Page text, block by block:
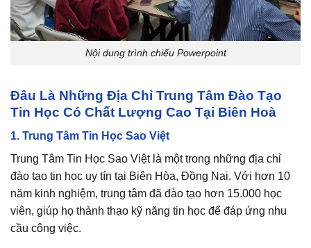
Nội dung trình chiếu Powerpoint
Đâu Là Những Địa Chỉ Trung Tâm Đào Tạo
Tin Học Có Chất Lượng Cao Tại Biên Hoà
1. Trung Tâm Tin Học Sao Việt
Trung Tâm Tin Học Sao Việt là một trong những địa chỉ
đào tạo tin học uy tín tại Biên Hòa, Đồng Nai. Với hơn 10
năm kinh nghiệm, trung tâm đã đào tạo hơn 15.000 học
viên, giúp họ thành thạo kỹ năng tin học để đáp ứng nhu
cầu công việc.